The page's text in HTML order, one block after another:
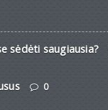
sėdėti saugiausia?
0